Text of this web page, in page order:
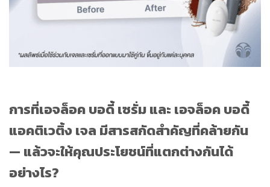
การที่เอจล็อค บอดี้ เซรั่ม และ เอจล็อค บอดี้
แอคติเวติ้ง เจล มีสารสกัดสำคัญที่คล้ายกัน
— แล้วจะให้คุณประโยชน์ที่แตกต่างกันได้
อย่างไร?